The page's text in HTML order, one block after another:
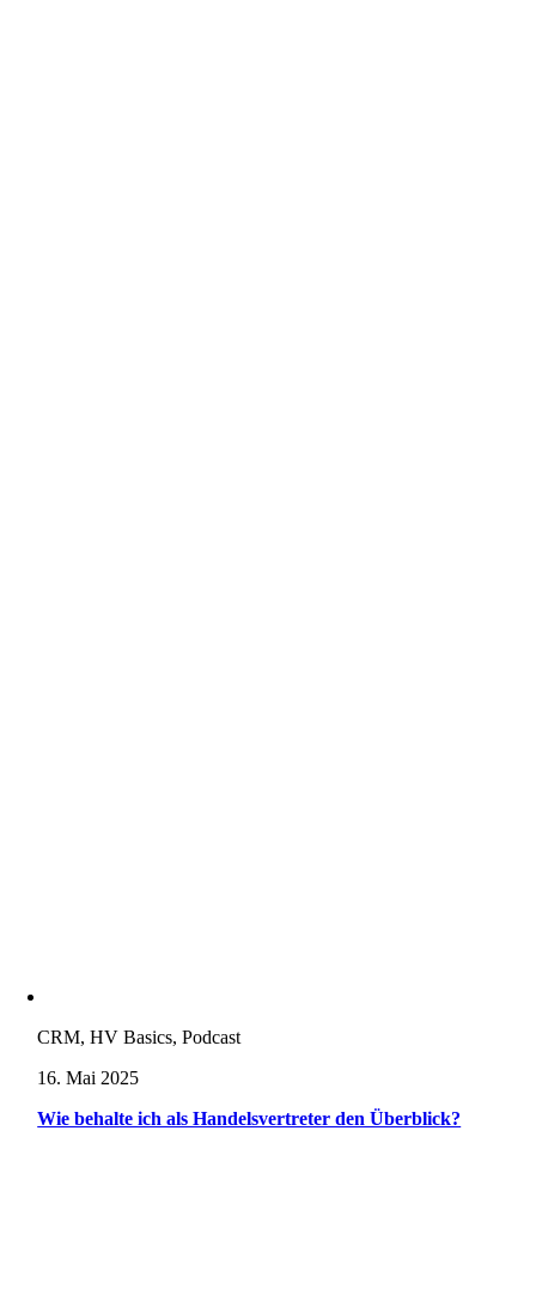
CRM, HV Basics, Podcast
16. Mai 2025
Wie behalte ich als Handelsvertreter den Überblick?